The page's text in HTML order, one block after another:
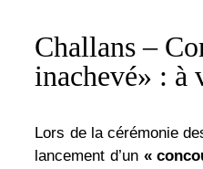
Challans –
inachevé» : à
Lors de la cérémonie
lancement d’un «